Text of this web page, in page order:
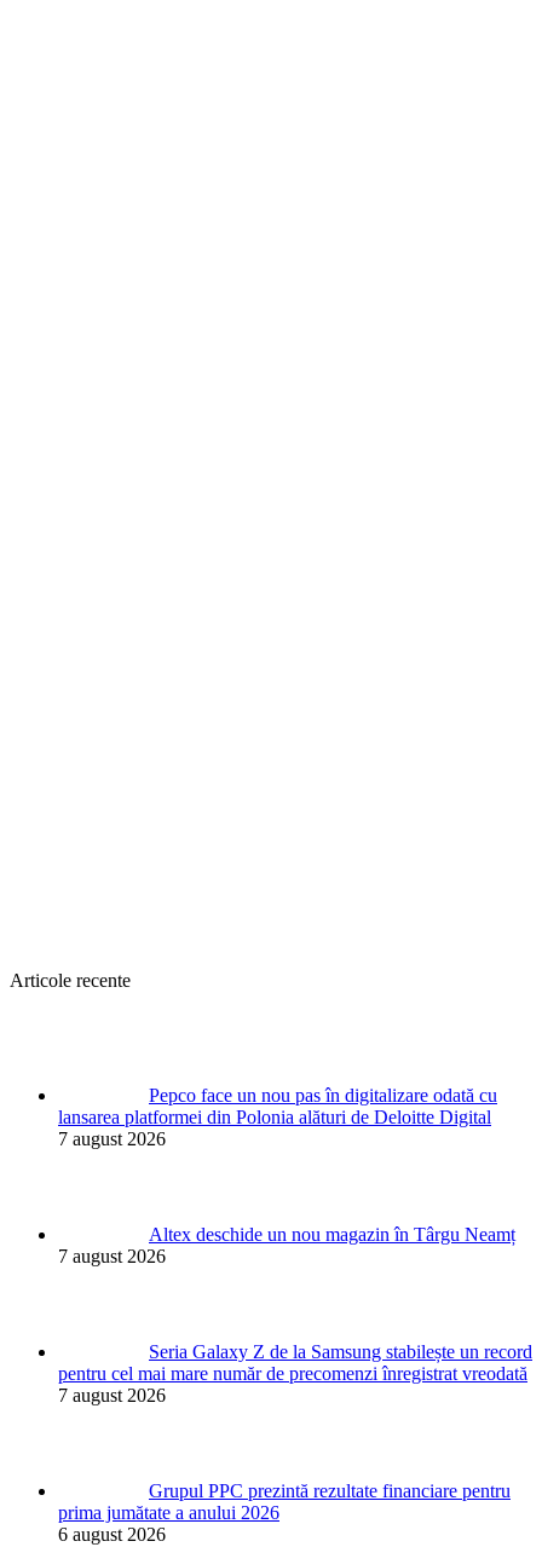
Articole recente
Pepco face un nou pas în digitalizare odată cu
lansarea platformei din Polonia alături de Deloitte Digital
7 august 2026
Altex deschide un nou magazin în Târgu Neamț
7 august 2026
Seria Galaxy Z de la Samsung stabilește un record
pentru cel mai mare număr de precomenzi înregistrat vreodată
7 august 2026
Grupul PPC prezintă rezultate financiare pentru
prima jumătate a anului 2026
6 august 2026